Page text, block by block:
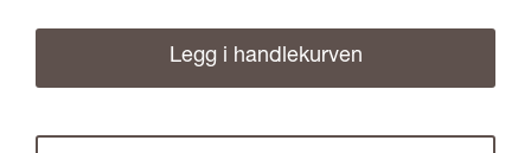
Legg i handlekurven